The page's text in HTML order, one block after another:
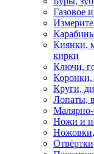
Газовое
Киянки,
кирки
Ключи,
Круги,
Лопаты,
Ножи и
Ножовки,
Отвёртки